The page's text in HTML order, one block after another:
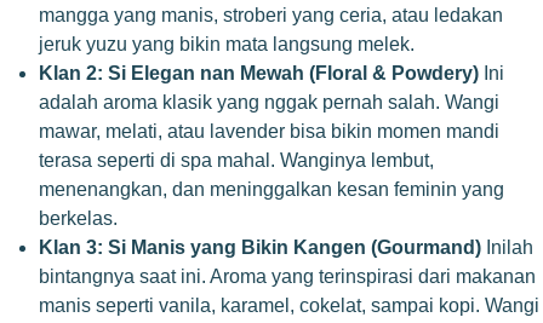
mangga yang manis, stroberi yang ceria, atau ledakan
jeruk yuzu yang bikin mata langsung melek.
Klan 2: Si Elegan nan Mewah (Floral & Powdery) Ini
adalah aroma klasik yang nggak pernah salah. Wangi
mawar, melati, atau lavender bisa bikin momen mandi
terasa seperti di spa mahal. Wanginya lembut,
menenangkan, dan meninggalkan kesan feminin yang
berkelas.
Klan 3: Si Manis yang Bikin Kangen (Gourmand) Inilah
bintangnya saat ini. Aroma yang terinspirasi dari makanan
manis seperti vanila, karamel, cokelat, sampai kopi. Wangi